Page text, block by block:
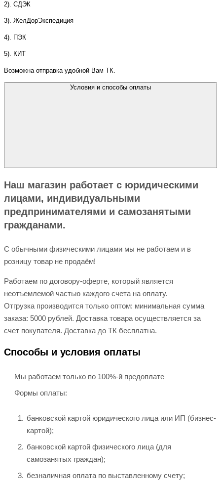
2). СДЭК
3). ЖелДорЭкспедиция
4). ПЭК
5). КИТ
Возможна отправка удобной Вам ТК.
Условия и способы оплаты
Наш магазин работает с юридическими
лицами, индивидуальными
предпринимателями и самозанятыми
гражданами.
С обычными физическими лицами мы не работаем и в
розницу товар не продаём!
Работаем по договору-оферте, который является
неотъемлемой частью каждого счета на оплату.
Отгрузка производится только оптом: минимальная сумма
заказа: 5000 рублей. Доставка товара осуществляется за
счет покупателя. Доставка до ТК бесплатна.
Способы и условия оплаты
Мы работаем только по 100%-й предоплате
Формы оплаты:
банковской картой юридического лица или ИП (бизнес-
картой);
банковской картой физического лица (для
самозанятых граждан);
безналичная оплата по выставленному счету;